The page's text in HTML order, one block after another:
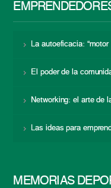
La autoeficacia:
El poder de la
Networking: el arte de
Las ideas para
MEMORIAS